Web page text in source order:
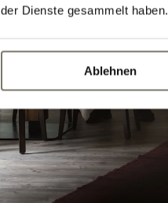
der Dienste gesammelt haben.
Ablehnen